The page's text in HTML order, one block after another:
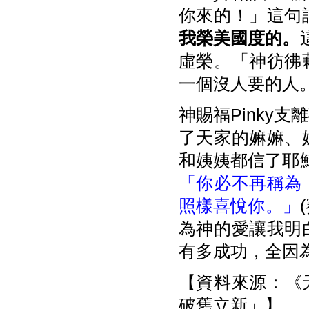
你來的！」這句
我榮美國度的。
虛榮。「神彷
一個沒人要的人
神賜福Pinky支
了天家的嫲嫲
和姨姨都信了耶
「你必不再稱
照樣喜悅你。」
為神的愛讓我明
有多成功，全因
【資料來源：
破舊立新」】